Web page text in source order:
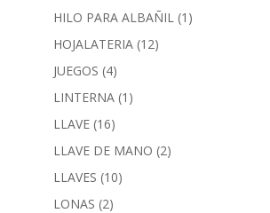
HILO PARA ALBAÑIL (1)
HOJALATERIA (12)
JUEGOS (4)
LINTERNA (1)
LLAVE (16)
LLAVE DE MANO (2)
LLAVES (10)
LONAS (2)